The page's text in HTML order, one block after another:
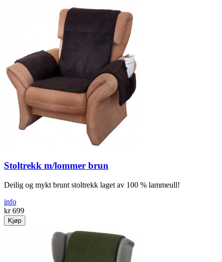
Stoltrekk m/lommer brun
Deilig og mykt brunt stoltrekk laget av 100 % lammeull!
info
kr 699
Kjøp